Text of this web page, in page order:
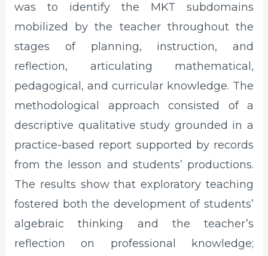
was to identify the MKT subdomains
mobilized by the teacher throughout the
stages of planning, instruction, and
reflection, articulating mathematical,
pedagogical, and curricular knowledge. The
methodological approach consisted of a
descriptive qualitative study grounded in a
practice-based report supported by records
from the lesson and students’ productions.
The results show that exploratory teaching
fostered both the development of students’
algebraic thinking and the teacher’s
reflection on professional knowledge;